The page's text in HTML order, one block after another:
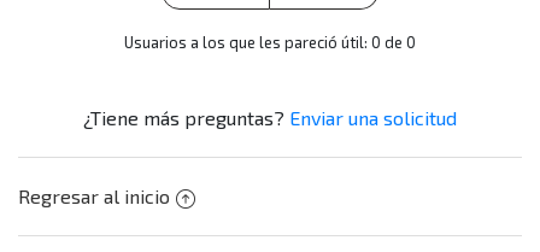
Usuarios a los que les pareció útil: 0 de 0
¿Tiene más preguntas? Enviar una solicitud
Regresar al inicio